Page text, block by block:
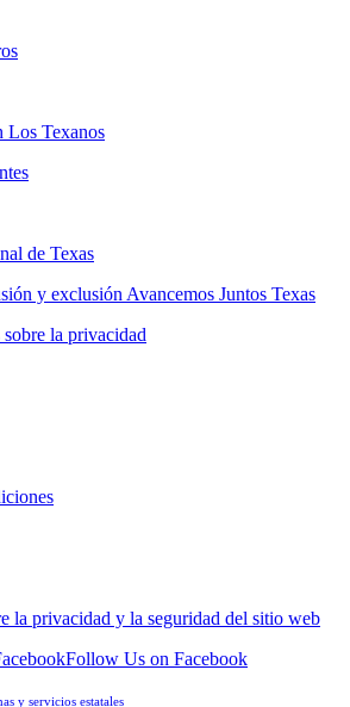
Los Texanos
de Texas
y exclusión Avancemos Juntos Texas
la privacidad
la privacidad y la seguridad del sitio web
Follow Us on Facebook
y servicios estatales